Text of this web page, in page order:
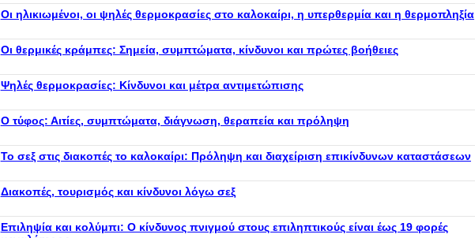
Οι ηλικιωμένοι, οι ψηλές θερμοκρασίες στο καλοκαίρι, η υπερθερμία και η θερμοπληξία
Οι θερμικές κράμπες: Σημεία, συμπτώματα, κίνδυνοι και πρώτες βοήθειες
Ψηλές θερμοκρασίες: Κίνδυνοι και μέτρα αντιμετώπισης
Ο τύφος: Αιτίες, συμπτώματα, διάγνωση, θεραπεία και πρόληψη
Το σεξ στις διακοπές το καλοκαίρι: Πρόληψη και διαχείριση επικίνδυνων καταστάσεων
Διακοπές, τουρισμός και κίνδυνοι λόγω σεξ
Επιληψία και κολύμπι: Ο κίνδυνος πνιγμού στους επιληπτικούς είναι έως 19 φορές